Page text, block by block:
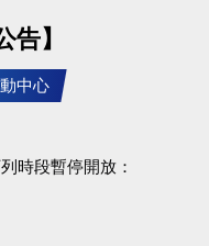
】
中心
時段暫停開放：